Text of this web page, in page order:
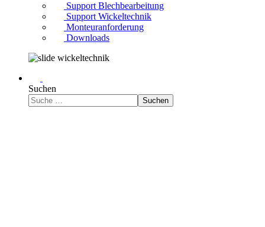
Support Blechbearbeitung
Support Wickeltechnik
Monteuranforderung
Downloads
Suchen
Suchen